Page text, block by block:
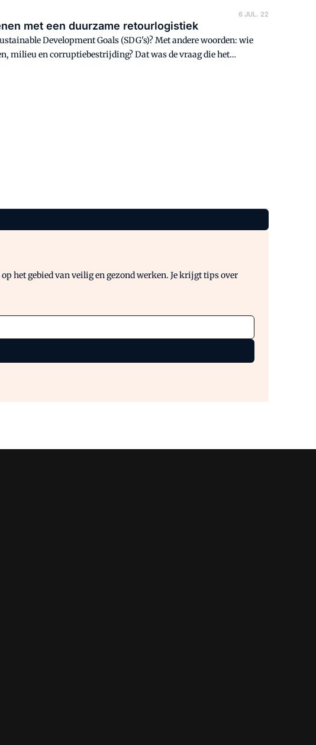
6 JUL. 22
met een duurzame retourlogistiek
Development Goals (SDG's)? Met andere woorden: wie
milieu en corruptiebestrijding? Dat was de vraag die het
het gebied van veilig en gezond werken. Je krijgt tips over